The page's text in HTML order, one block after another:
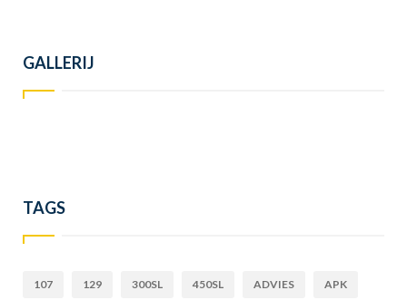
GALLERIJ
TAGS
107 129 300SL 450SL ADVIES APK